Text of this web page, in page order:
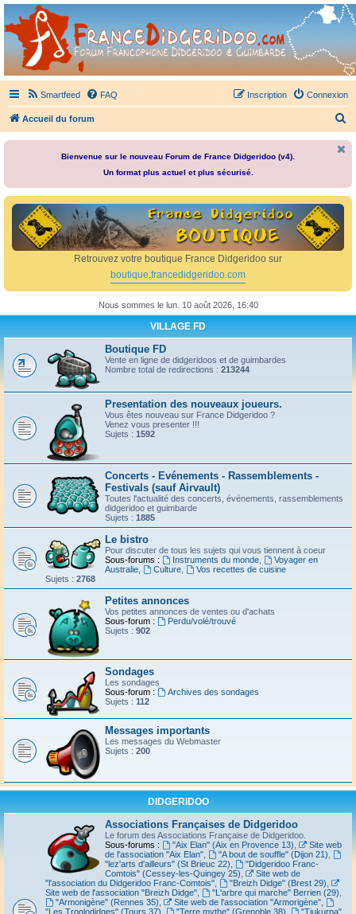
France Didgeridoo
Didgeridoo et Guimbarde sur France Didgeridoo - retrouvez la communauté.
Smartfeed FAQ Connexion
Inscription
Accueil du forum
e
r
Bienvenue sur le nouveau Forum de France Didgeridoo (v4).
Un format plus actuel et plus sécurisé.
Retrouvez votre boutique France Didgeridoo sur
boutique.francedidgeridoo.com
Nous sommes le lun. 10 août 2026, 16:40
VILLAGE FD
Boutique FD
Vente en ligne de didgeridoos et de guimbardes
Nombre total de redirections : 213244
Presentation des nouveaux joueurs.
Vous êtes nouveau sur France Didgeridoo ?
Venez vous presenter !!!
Sujets : 1592
Concerts - Evénements - Rassemblements -
Festivals (sauf Airvault)
Toutes l'actualité des concerts, événements, rassemblements
didgeridoo et guimbarde
Sujets : 1885
Le bistro
Pour discuter de tous les sujets qui vous tiennent à coeur
Sous-forums :
Instruments du monde,
Voyager en
Australie
Culture,
Vos recettes de cuisine
Sujets : 2768
Petites annonces
Vos petites annonces de ventes ou d'achats
Sous-forum :
Perdu/volé/trouvé
Sujets : 902
Sondages
Les sondages
Sous-forum :
Archives des sondages
Sujets : 112
Messages importants
Les messages du Webmaster
Sujets : 200
DIDGERIDOO
Associations Françaises de Didgeridoo
Le forum des Associations Française de Didgeridoo.
Sous-forums :
"Aix Elan" (Aix en Provence 13)
Site web
de l'association "Aix Elan"
"A bout de souffle" (Dijon 21)
"lez'arts d'ailleurs" (St Brieuc 22)
"Didgeridoo Franc-
Comtois" (Cessey-les-Quingey 25)
Site web de
"l'association du Didgeridoo Franc-Comtois"
"Breizh Didge" (Brest 29)
Site web de l'association "Breizh Didge"
"L'arbre qui marche" Berrien (29)
"Armonigène" (Rennes 35)
Site web de l'association "Armorigène",
"Les Troglodidges" (Tours 37)
"Terre mythe" (Grenoble 38)
"Tjukurpa"